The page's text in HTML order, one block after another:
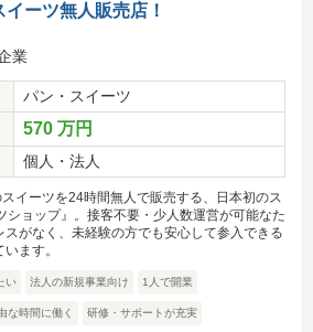
イーツ無人販売店！
業
パン・スイーツ
570 万円
個人・法人
イーツを24時間無人で販売する、日本初のス
ショップ』。接客不要・少人数運営が可能なた
がなく、未経験の方でも安心して参入できる
ます。
い 法人の新規事業向け 1人で開業
な時間に働く 研修・サポートが充実